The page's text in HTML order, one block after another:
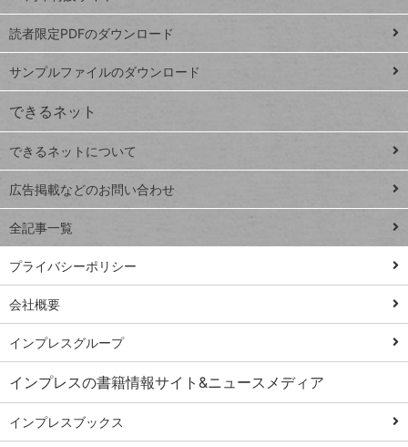
ッドシ
ート
iPhone
VLOOKUP
close
閉じ
る
プ
ペ
ジ
連載
Excel Q&A
トイアンナ流仕
事術
PowerAutomate
ではじめる業務
の完全自動化
AI議事録作成術
Windows 11
Q&A
Teams踏み込み
活用術
読者限定PDFのダウンロード
サンプルファイルのダウンロード
できるネット
できるネットについて
広告掲載などのお問い合わせ
全記事一覧
プライバシーポリシー
会社概要
インプレスグループ
インプレスの書籍情報サイト&ニュースメディア
インプレスブックス